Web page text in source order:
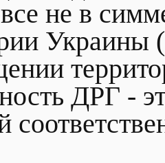
не в
Украины
ДРГ -